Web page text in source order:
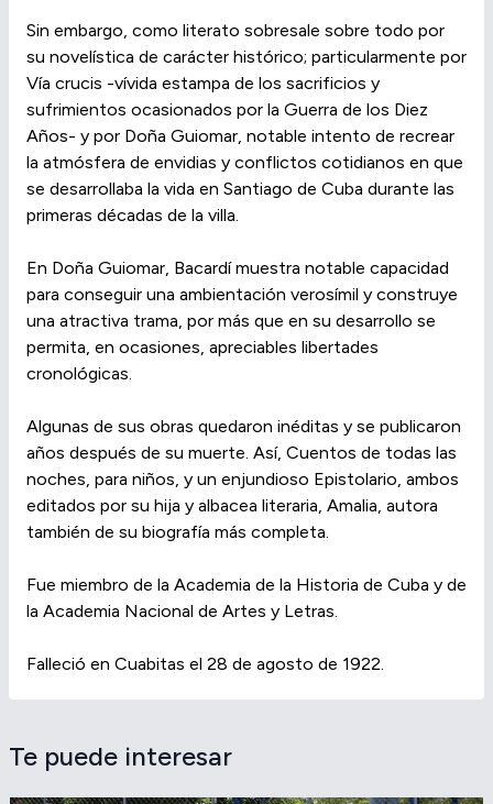
Sin embargo, como literato sobresale sobre todo por
su novelística de carácter histórico; particularmente por
Vía crucis -vívida estampa de los sacrificios y
sufrimientos ocasionados por la Guerra de los Diez
Años- y por Doña Guiomar, notable intento de recrear
la atmósfera de envidias y conflictos cotidianos en que
se desarrollaba la vida en Santiago de Cuba durante las
primeras décadas de la villa.
En Doña Guiomar, Bacardí muestra notable capacidad
para conseguir una ambientación verosímil y construye
una atractiva trama, por más que en su desarrollo se
permita, en ocasiones, apreciables libertades
cronológicas.
Algunas de sus obras quedaron inéditas y se publicaron
años después de su muerte. Así, Cuentos de todas las
noches, para niños, y un enjundioso Epistolario, ambos
editados por su hija y albacea literaria, Amalia, autora
también de su biografía más completa.
Fue miembro de la Academia de la Historia de Cuba y de
la Academia Nacional de Artes y Letras.
Falleció en Cuabitas el 28 de agosto de 1922.
Te puede interesar